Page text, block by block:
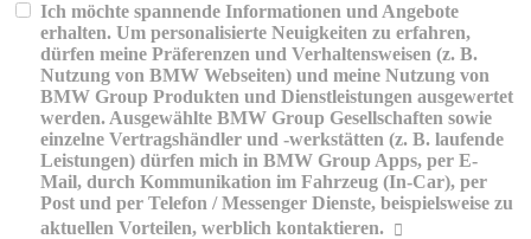
Ich möchte spannende Informationen und Angebote
erhalten. Um personalisierte Neuigkeiten zu erfahren,
dürfen meine Präferenzen und Verhaltensweisen (z. B.
Nutzung von BMW Webseiten) und meine Nutzung von
BMW Group Produkten und Dienstleistungen ausgewertet
werden. Ausgewählte BMW Group Gesellschaften sowie
einzelne Vertragshändler und -werkstätten (z. B. laufende
Leistungen) dürfen mich in BMW Group Apps, per E-
Mail, durch Kommunikation im Fahrzeug (In-Car), per
Post und per Telefon / Messenger Dienste, beispielsweise zu
aktuellen Vorteilen, werblich kontaktieren.